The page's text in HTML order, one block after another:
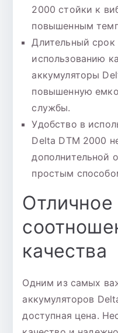
2000 стойки к
повышенным
Длительный срок
использованию
аккумуляторы
повышенную
службы.
Удобство в
Delta DTM 2000
дополнительной
простым
Отличное
качества
Одним из самых
аккумуляторов
доступная цена.